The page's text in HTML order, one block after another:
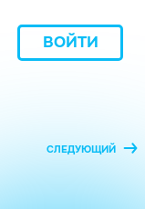
ВОЙТИ
СЛЕДУЮЩИЙ